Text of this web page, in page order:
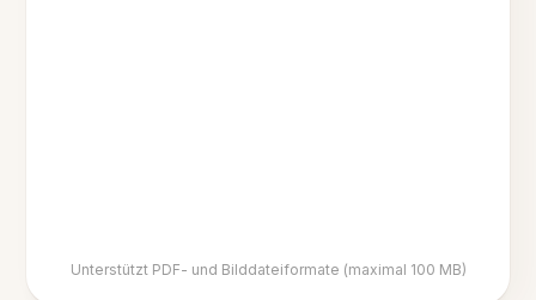
Unterstützt PDF- und Bilddateiformate (maximal 100 MB)